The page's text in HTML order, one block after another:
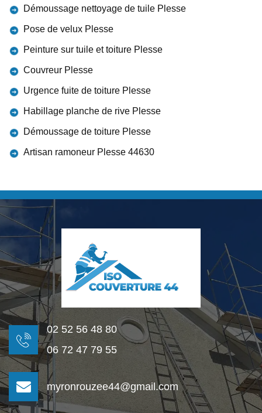
Démoussage nettoyage de tuile Plesse
Pose de velux Plesse
Peinture sur tuile et toiture Plesse
Couvreur Plesse
Urgence fuite de toiture Plesse
Habillage planche de rive Plesse
Démoussage de toiture Plesse
Artisan ramoneur Plesse 44630
02 52 56 48 80
06 72 47 79 55
myronrouzee44@gmail.com